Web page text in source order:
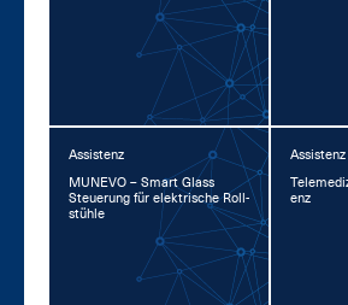
Assistenz
MU­NE­VO – Smart Glass
Steue­rung für elek­tri­sche Roll­
stüh­le
Assistenz
enz